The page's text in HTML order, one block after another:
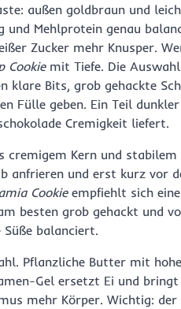
außen goldbraun und
Mehlprotein genau
Zucker mehr Knusper.
Cookiemit Tiefe. Die
klare Bits, grob gehackte
Fülle geben. Ein Teil
Cremigkeit liefert.
cremigem Kern und
anfrieren und erst kurz vor
Cookieempfiehlt sich
besten grob gehackt und
balanciert.
Pflanzliche Butter mit
Gel ersetzt Ei und
mehr Körper. Wichtig: der